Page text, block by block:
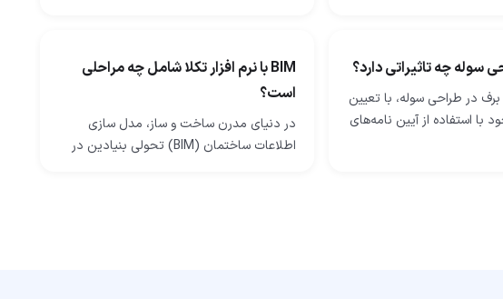
سوله چه تاثیراتی دارد؟
برف در طراحی سوله، با تعیین
با استفاده از آیین‌ نامه‌های
BIM با نرم افزار تکلا شامل چه مراحلی
است؟
در دنیای مدرن ساخت ‌و ساز، مدل ‌سازی
اطلاعات ساختمان (BIM) تحولی بنیادین در